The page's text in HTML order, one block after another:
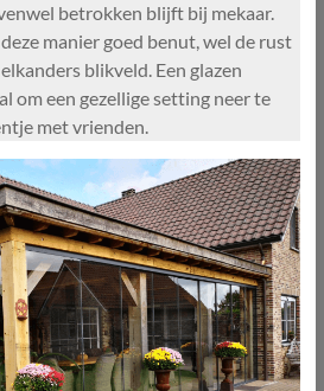
betrokken blijft bij mekaar.
manier goed benut, wel de rust
blikveld. Een glazen
om een gezellige setting neer te
met vrienden.